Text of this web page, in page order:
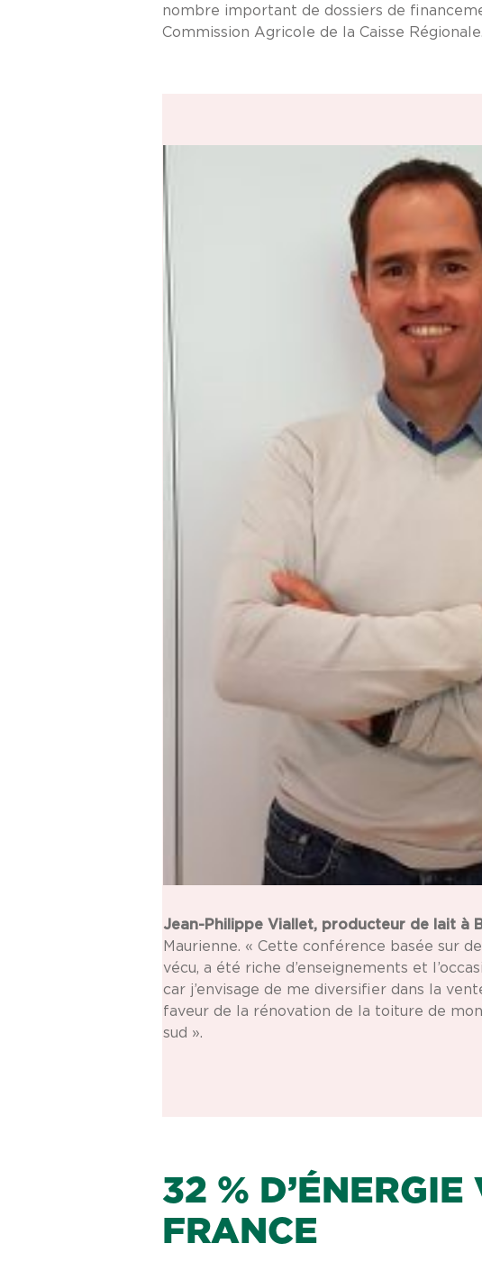
nombre important de dossiers de
Commission Agricole de la Caisse Régionale.
Jean-Philippe Viallet, producteur de lait à
Maurienne. « Cette conférence basée sur
vécu, a été riche d’enseignements et
car j’envisage de me diversifier dans la
faveur de la rénovation de la toiture de
sud ».
32 %
FRANCE